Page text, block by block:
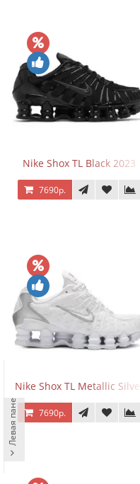
Nike Shox TL Black 2023
7690р.
Nike Shox TL Metallic Silver
7690р.
Левая панель